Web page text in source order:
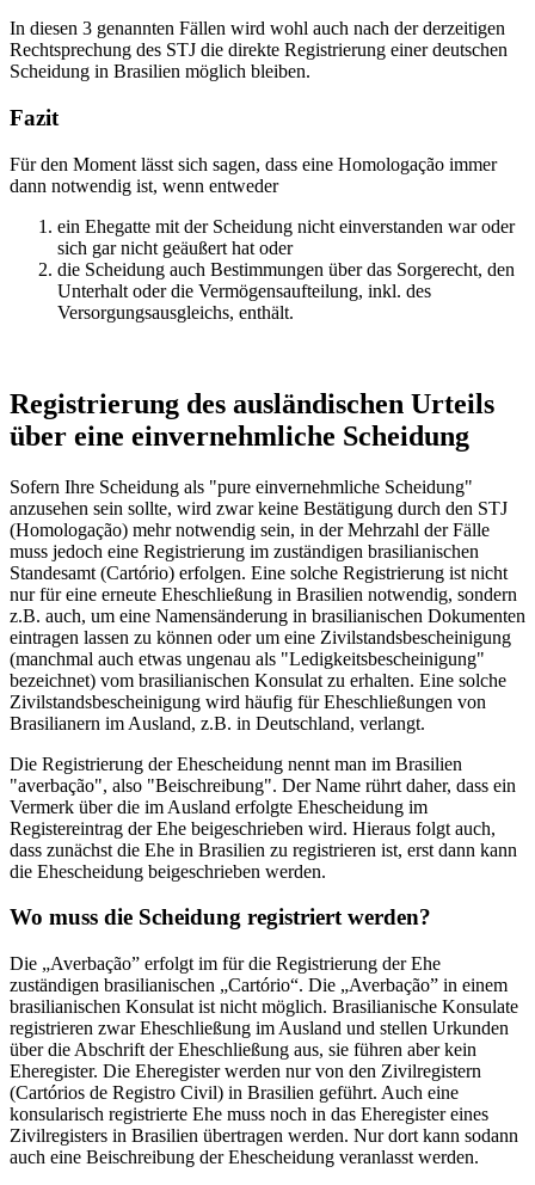
In diesen 3 genannten Fällen wird wohl auch nach der derzeitigen
Rechtsprechung des STJ die direkte Registrierung einer deutschen
Scheidung in Brasilien möglich bleiben.
Fazit
Für den Moment lässt sich sagen, dass eine Homologação immer
dann notwendig ist, wenn entweder
ein Ehegatte mit der Scheidung nicht einverstanden war oder
sich gar nicht geäußert hat oder
die Scheidung auch Bestimmungen über das Sorgerecht, den
Unterhalt oder die Vermögensaufteilung, inkl. des
Versorgungsausgleichs, enthält.
Registrierung des ausländischen Urteils
über eine einvernehmliche Scheidung
Sofern Ihre Scheidung als "pure einvernehmliche Scheidung"
anzusehen sein sollte, wird zwar keine Bestätigung durch den STJ
(Homologação) mehr notwendig sein, in der Mehrzahl der Fälle
muss jedoch eine Registrierung im zuständigen brasilianischen
Standesamt (Cartório) erfolgen. Eine solche Registrierung ist nicht
nur für eine erneute Eheschließung in Brasilien notwendig, sondern
z.B. auch, um eine Namensänderung in brasilianischen Dokumenten
eintragen lassen zu können oder um eine Zivilstandsbescheinigung
(manchmal auch etwas ungenau als "Ledigkeitsbescheinigung"
bezeichnet) vom brasilianischen Konsulat zu erhalten. Eine solche
Zivilstandsbescheinigung wird häufig für Eheschließungen von
Brasilianern im Ausland, z.B. in Deutschland, verlangt.
Die Registrierung der Ehescheidung nennt man im Brasilien
"averbação", also "Beischreibung". Der Name rührt daher, dass ein
Vermerk über die im Ausland erfolgte Ehescheidung im
Registereintrag der Ehe beigeschrieben wird. Hieraus folgt auch,
dass zunächst die Ehe in Brasilien zu registrieren ist, erst dann kann
die Ehescheidung beigeschrieben werden.
Wo muss die Scheidung registriert werden?
Die „Averbação” erfolgt im für die Registrierung der Ehe
zuständigen brasilianischen „Cartório“. Die „Averbação” in einem
brasilianischen Konsulat ist nicht möglich. Brasilianische Konsulate
registrieren zwar Eheschließung im Ausland und stellen Urkunden
über die Abschrift der Eheschließung aus, sie führen aber kein
Eheregister. Die Eheregister werden nur von den Zivilregistern
(Cartórios de Registro Civil) in Brasilien geführt. Auch eine
konsularisch registrierte Ehe muss noch in das Eheregister eines
Zivilregisters in Brasilien übertragen werden. Nur dort kann sodann
auch eine Beischreibung der Ehescheidung veranlasst werden.